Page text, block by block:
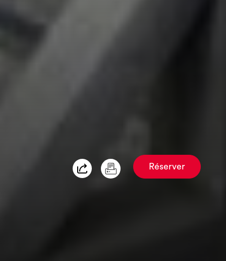
Réserver